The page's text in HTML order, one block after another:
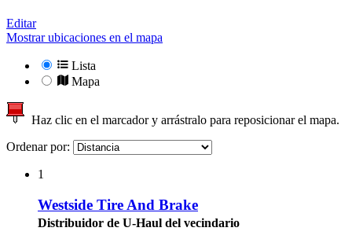
Editar
Mostrar ubicaciones en el mapa
Lista
Mapa
Haz clic en el marcador y arrástralo para reposicionar el mapa.
Ordenar por:
1
Westside Tire And Brake
Distribuidor de U-Haul del vecindario